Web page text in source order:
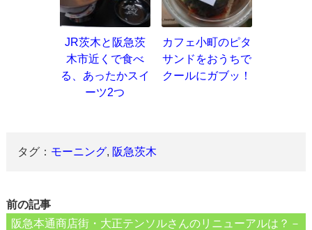
JR茨木と阪急茨
木市近くで食べ
る、あったかスイ
ーツ2つ
カフェ小町のピタ
サンドをおうちで
クールにガブッ！
タグ： モーニング, 阪急茨木
前の記事
阪急本通商店街・大正テンソルさんのリニューアルは？－